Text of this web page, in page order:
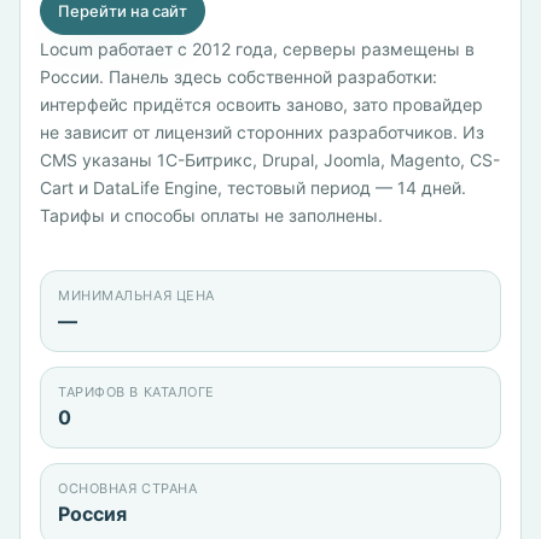
Перейти на сайт
Locum работает с 2012 года, серверы размещены в
России. Панель здесь собственной разработки:
интерфейс придётся освоить заново, зато провайдер
не зависит от лицензий сторонних разработчиков. Из
CMS указаны 1С-Битрикс, Drupal, Joomla, Magento, CS-
Cart и DataLife Engine, тестовый период — 14 дней.
Тарифы и способы оплаты не заполнены.
МИНИМАЛЬНАЯ ЦЕНА
—
ТАРИФОВ В КАТАЛОГЕ
0
ОСНОВНАЯ СТРАНА
Россия